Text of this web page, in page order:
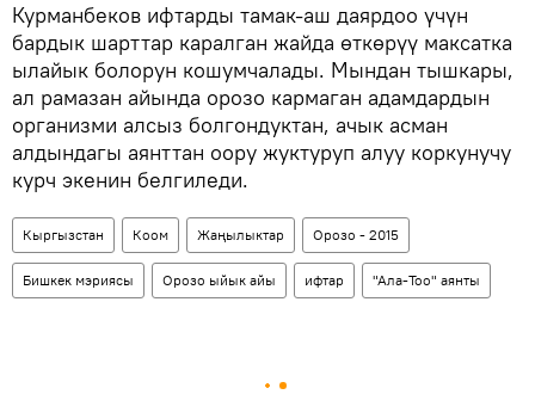
Курманбеков ифтарды тамак-аш даярдоо үчүн
бардык шарттар каралган жайда өткөрүү максатка
ылайык болорун кошумчалады. Мындан тышкары,
ал рамазан айында орозо кармаган адамдардын
организми алсыз болгондуктан, ачык асман
алдындагы аянттан оору жуктуруп алуу коркунучу
курч экенин белгиледи.
Кыргызстан Коом Жаңылыктар Орозо - 2015
Бишкек мэриясы Орозо ыйык айы ифтар "Ала-Тоо" аянты